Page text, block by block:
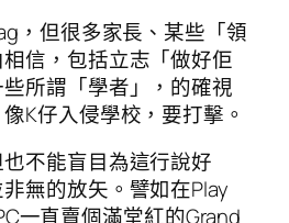
，但很多家長、某些「領
信，包括立志「做好佢
所謂「學者」，的確視
K仔入侵學校，要打擊。
不能盲目為這行說好
無的放矢。譬如在Play
一直賣個滿堂紅的Grand